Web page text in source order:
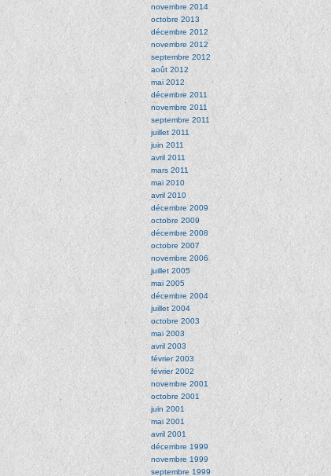
novembre 2014
octobre 2013
décembre 2012
novembre 2012
septembre 2012
août 2012
mai 2012
décembre 2011
novembre 2011
septembre 2011
juillet 2011
juin 2011
avril 2011
mars 2011
mai 2010
avril 2010
décembre 2009
octobre 2009
décembre 2008
octobre 2007
novembre 2006
juillet 2005
mai 2005
décembre 2004
juillet 2004
octobre 2003
mai 2003
avril 2003
février 2003
février 2002
novembre 2001
octobre 2001
juin 2001
mai 2001
avril 2001
décembre 1999
novembre 1999
septembre 1999